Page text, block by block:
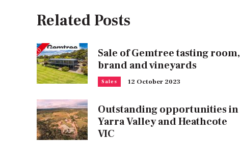
Related Posts
Sale of Gemtree tasting room,
brand and vineyards
Sales 12 October 2023
Outstanding opportunities in
Yarra Valley and Heathcote
VIC